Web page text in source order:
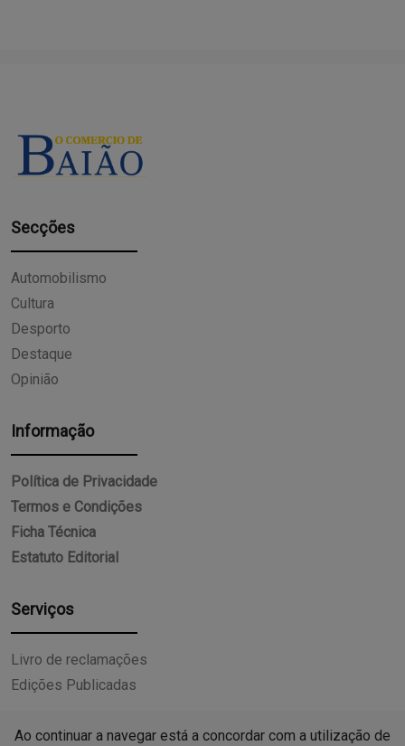
Secções
Automobilismo
Cultura
Desporto
Destaque
Opinião
Informação
Política de Privacidade
Termos e Condições
Ficha Técnica
Estatuto Editorial
Serviços
Livro de reclamações
Edições Publicadas
Ao continuar a navegar está a concordar com a utilização de